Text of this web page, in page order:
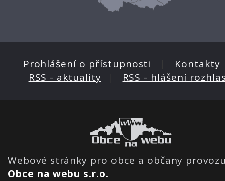
Prohlášení o přístupnosti Kontakty
RSS - aktuality
RSS - hlášení
Webové stránky pro obce a občany
Obce na webu s.r.o.